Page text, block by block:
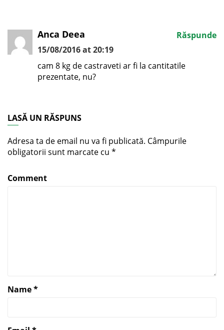
Anca Deea
15/08/2016 at 20:19
cam 8 kg de castraveti ar fi la cantitatile
prezentate, nu?
Răspunde
LASĂ UN RĂSPUNS
Adresa ta de email nu va fi publicată. Câmpurile
obligatorii sunt marcate cu *
Comment
Name*